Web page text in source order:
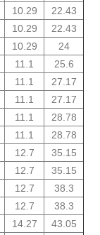
10.29
22.43
10.29
22.43
10.29
24
11.1
25.6
11.1
27.17
11.1
27.17
11.1
28.78
11.1
28.78
12.7
35.15
12.7
35.15
12.7
38.3
12.7
38.3
14.27
43.05